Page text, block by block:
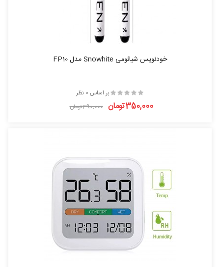
خودنویس شیائومی Snowhite مدل FP10
بر اساس 0 نظر
350,000تومان 390,000تومان